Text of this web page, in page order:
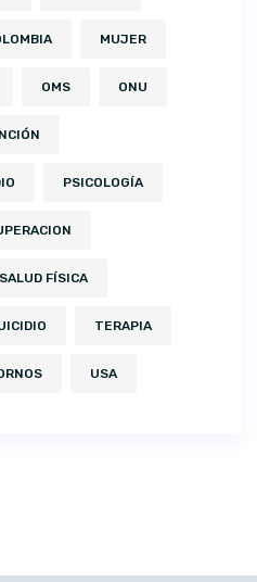
MUJER
OMS ONU
PSICOLOGÍA
SALUD FÍSICA
TERAPIA
USA